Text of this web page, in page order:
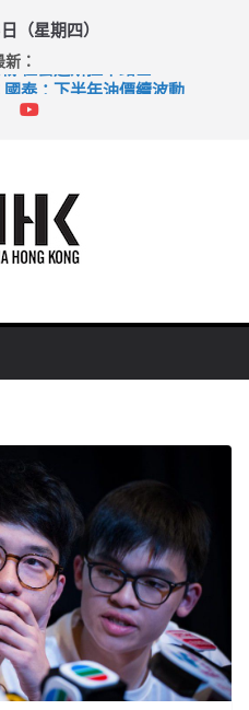
（星期四）
新：
祖雲達斯挫車路士
泰：下半年油價續波動